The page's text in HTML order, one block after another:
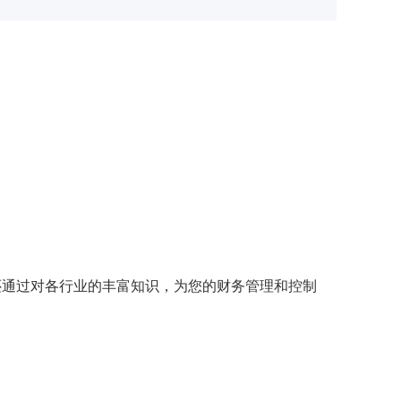
对各行业的丰富知识，为您的财务管理和控制